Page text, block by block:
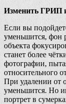
Изменить ГРИП
Если вы
уменьшится, фон
объекта
станет более
фотографии,
относительного
При удалении от
уменьшится. Но
портрет в